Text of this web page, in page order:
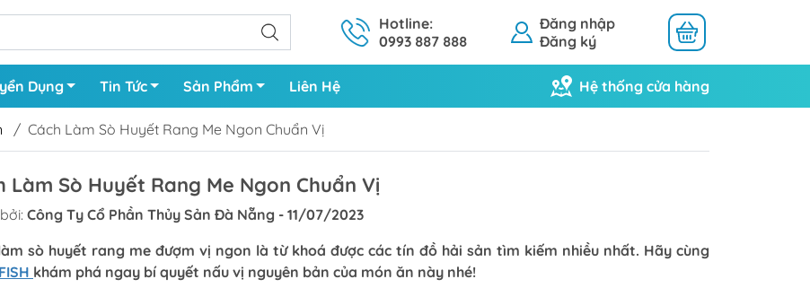
Hotline:
0993 887 888
Đăng nhập
Đăng ký
Dụng Tin Tức Sản Phẩm
Con
Làm Sạch
Mực
Bạch Tuộc
Liên Hệ Hệ thống cửa hàng
/ Cách Làm Sò Huyết Rang Me Ngon Chuẩn Vị
Làm Sò Huyết Rang Me Ngon Chuẩn Vị
Công Ty Cổ Phần Thủy Sản Đà Nẵng - 11/07/2023
sò huyết rang me đượm vị ngon là từ khoá được các tín đồ hải sản tìm kiếm nhiều nhất. Hãy cùng
khám phá ngay bí quyết nấu vị nguyên bản của món ăn này nhé!